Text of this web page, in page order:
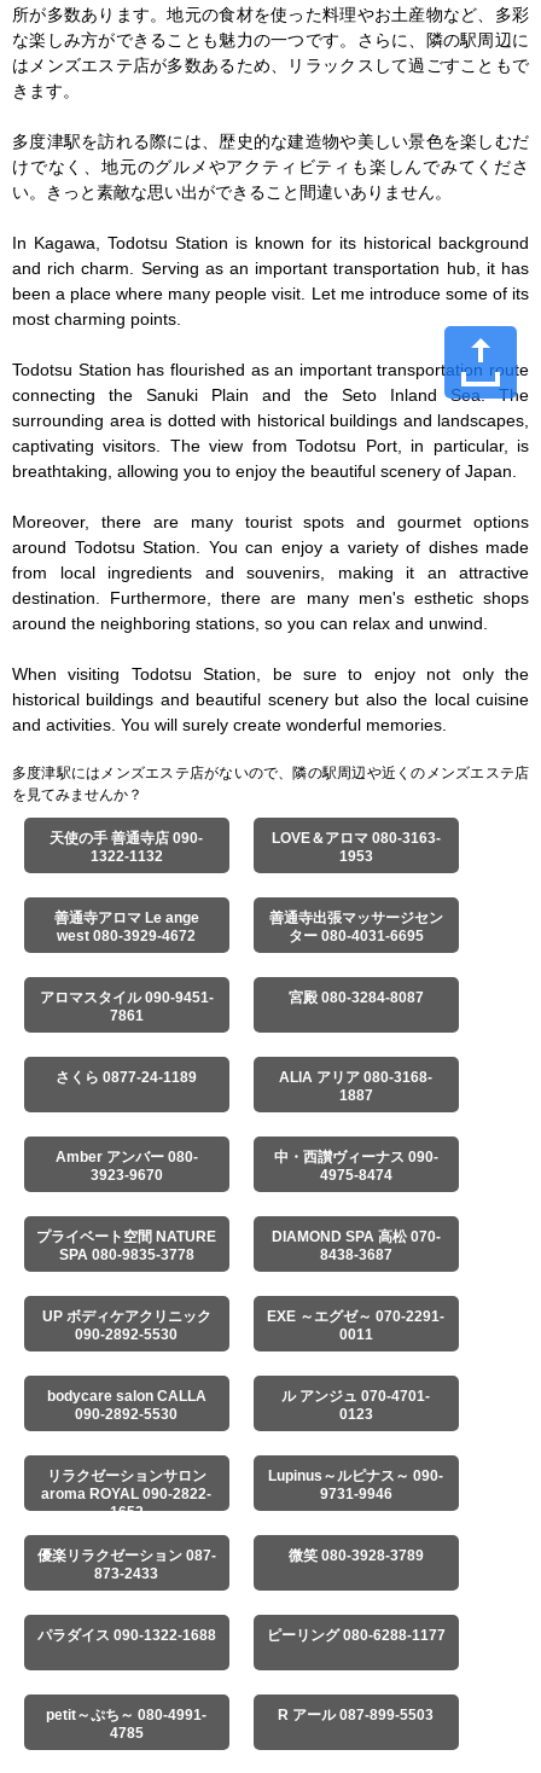
所が多数あります。地元の食材を使った料理やお土産物など、多彩
な楽しみ方ができることも魅力の一つです。さらに、隣の駅周辺に
はメンズエステ店が多数あるため、リラックスして過ごすこともで
きます。
多度津駅を訪れる際には、歴史的な建造物や美しい景色を楽しむだ
けでなく、地元のグルメやアクティビティも楽しんでみてくださ
い。きっと素敵な思い出ができること間違いありません。
In Kagawa, Todotsu Station is known for its historical background
and rich charm. Serving as an important transportation hub, it has
been a place where many people visit. Let me introduce some of its
most charming points.
Todotsu Station has flourished as an important transportation route
connecting the Sanuki Plain and the Seto Inland Sea. The
surrounding area is dotted with historical buildings and landscapes,
captivating visitors. The view from Todotsu Port, in particular, is
breathtaking, allowing you to enjoy the beautiful scenery of Japan.
Moreover, there are many tourist spots and gourmet options
around Todotsu Station. You can enjoy a variety of dishes made
from local ingredients and souvenirs, making it an attractive
destination. Furthermore, there are many men's esthetic shops
around the neighboring stations, so you can relax and unwind.
When visiting Todotsu Station, be sure to enjoy not only the
historical buildings and beautiful scenery but also the local cuisine
and activities. You will surely create wonderful memories.
多度津駅にはメンズエステ店がないので、隣の駅周辺や近くのメンズエステ店
を見てみませんか？
天使の手 善通寺店 090-
1322-1132
LOVE＆アロマ 080-3163-
1953
善通寺アロマ Le ange
west 080-3929-4672
善通寺出張マッサージセン
ター 080-4031-6695
アロマスタイル 090-9451-
7861
宮殿 080-3284-8087
さくら 0877-24-1189
ALIA アリア 080-3168-
1887
Amber アンバー 080-
3923-9670
中・西讃ヴィーナス 090-
4975-8474
プライベート空間 NATURE
SPA 080-9835-3778
DIAMOND SPA 高松 070-
8438-3687
UP ボディケアクリニック
090-2892-5530
EXE ～エグゼ～ 070-2291-
0011
bodycare salon CALLA
090-2892-5530
ル アンジュ 070-4701-
0123
リラクゼーションサロン
aroma ROYAL 090-2822-
1652
Lupinus～ルピナス～ 090-
9731-9946
優楽リラクゼーション 087-
873-2433
微笑 080-3928-3789
パラダイス 090-1322-1688 ピーリング 080-6288-1177
petit～ぷち～ 080-4991-
4785
R アール 087-899-5503